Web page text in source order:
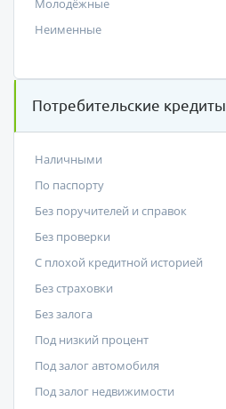
Молодёжные
Неименные
Потребительские кредиты
Наличными
По паспорту
Без поручителей и справок
Без проверки
С плохой кредитной историей
Без страховки
Без залога
Под низкий процент
Под залог автомобиля
Под залог недвижимости